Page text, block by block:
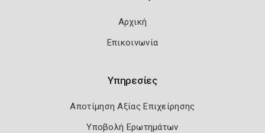
Αρχική
Επικοινωνία
Υπηρεσίες
Αποτίμηση Αξίας Επιχείρησης
Υποβολή Ερωτημάτων